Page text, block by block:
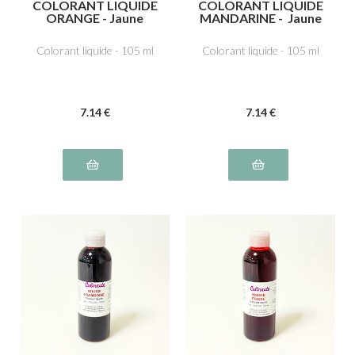
COLORANT LIQUIDE
ORANGE - Jaune
Ponceau 4R, rouge
Colorant liquide - 105 ml
7.14 €
COLORANT LIQUIDE
MANDARINE - Jaune
Ponceau 4R, rouge
Colorant liquide - 105 ml
7.14 €